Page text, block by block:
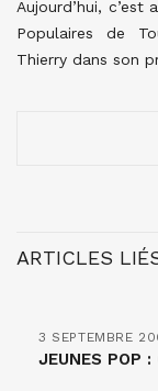
Aujourd’hui,
Populaires de
Thierry dans son
ARTICLES
3 SEPTEMBRE
JEUNES POP